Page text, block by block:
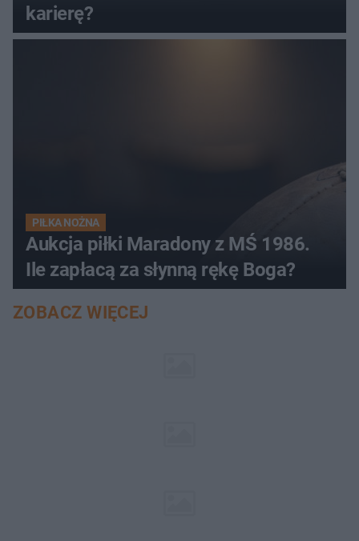
karierę?
PIŁKA NOŻNA
Aukcja piłki Maradony z MŚ 1986.
Ile zapłacą za słynną rękę Boga?
ZOBACZ WIĘCEJ